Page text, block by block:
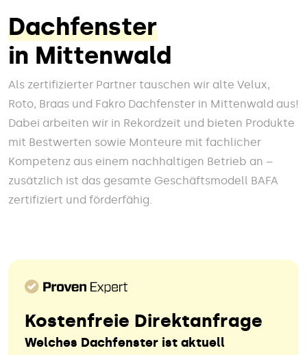
Dachfenster
in Mittenwald
Als zertifizierter Partner tauschen wir alte Velux,
Roto, Braas und Fakro Dachfenster in Mittenwald aus!
Dabei arbeiten wir in Rekordzeit und bieten Produkte
mit Bestwerten sowie Monteure mit fachlicher
Kompetenz aus einem nachhaltigen Betrieb an –
zusätzlich ist das gesamte Geschäftsmodell BAFA
zertifiziert und förderfähig.
Kostenfreie Direktanfrage
Welches Dachfenster ist aktuell